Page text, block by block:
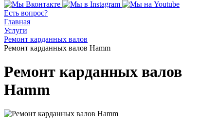
Есть вопрос?
Главная
Услуги
Ремонт карданных валов
Ремонт карданных валов Hamm
Ремонт карданных валов
Hamm